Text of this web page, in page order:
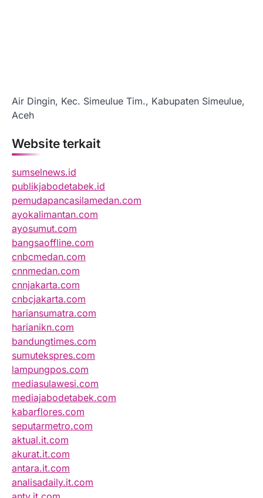
Air Dingin, Kec. Simeulue Tim., Kabupaten Simeulue,
Aceh
Website terkait
sumselnews.id
publikjabodetabek.id
pemudapancasilamedan.com
ayokalimantan.com
ayosumut.com
bangsaoffline.com
cnbcmedan.com
cnnmedan.com
cnnjakarta.com
cnbcjakarta.com
hariansumatra.com
harianikn.com
bandungtimes.com
sumutekspres.com
lampungpos.com
mediasulawesi.com
mediajabodetabek.com
kabarflores.com
seputarmetro.com
aktual.it.com
akurat.it.com
antara.it.com
analisadaily.it.com